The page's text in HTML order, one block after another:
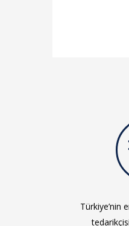
Türkiye’nin
tedarikçisi